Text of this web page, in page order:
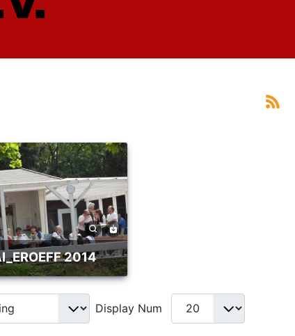
2014
Display Num